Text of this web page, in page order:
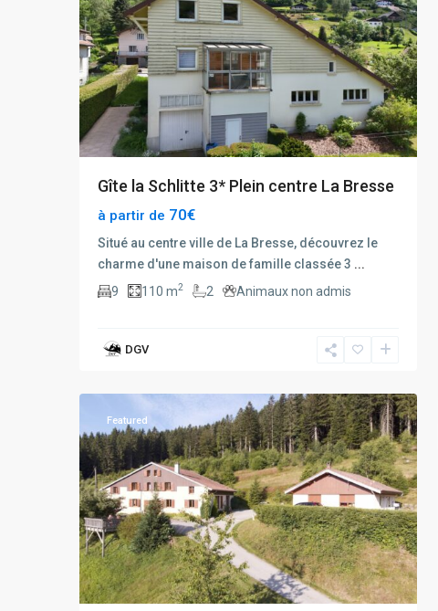
Gîte la Schlitte 3* Plein centre La Bresse
à partir de 70€
Situé au centre ville de La Bresse, découvrez le
charme d'une maison de famille classée 3 ...
9
110 m2 2 Animaux non admis
DGV
Featured